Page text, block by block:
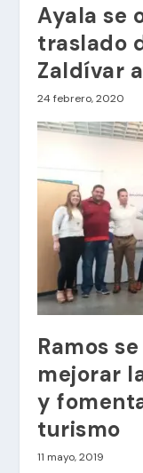
Ayala se
traslado
Zaldívar
24 febrero, 2020
Ramos
mejorar
y
turismo
11 mayo, 2019